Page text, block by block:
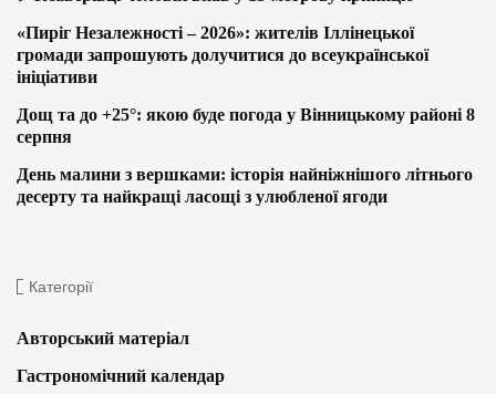
«Пиріг Незалежності – 2026»: жителів Іллінецької
громади запрошують долучитися до всеукраїнської
ініціативи
Дощ та до +25°: якою буде погода у Вінницькому районі 8
серпня
День малини з вершками: історія найніжнішого літнього
десерту та найкращі ласощі з улюбленої ягоди
Категорії
Авторський матеріал
Гастрономічний календар